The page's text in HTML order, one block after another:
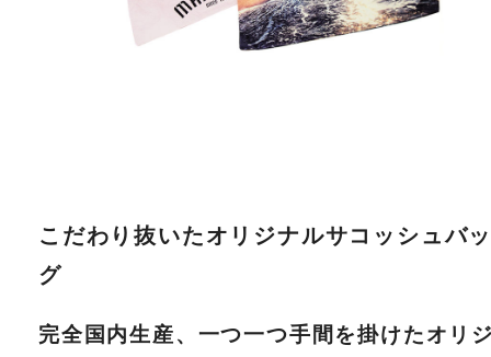
こだわり抜いたオリジナルサコッシュバ
グ
完全国内生産、一つ一つ手間を掛けたオリ